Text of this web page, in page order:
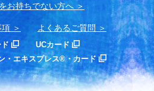
お持ちでない⽅へ
項 よくあるご質問
UCカード
・エキスプレス®・カード